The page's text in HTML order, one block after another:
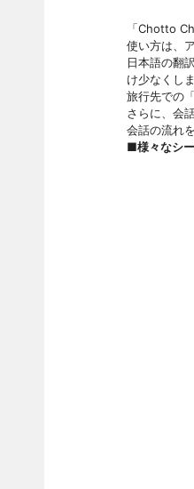
「Chotto
使い方は、
日本語の翻
け少なくしま
旅行先での
さらに、会
会話の流れ
■様々なシ